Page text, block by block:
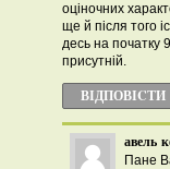
оціночних
ще й після того
десь на початку
присутній.
ВІДПОВІCТИ
авель
Пане